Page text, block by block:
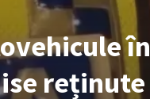
în
reținute